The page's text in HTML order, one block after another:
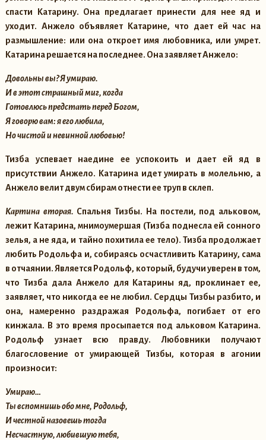
спасти Катарину. Она предлагает принести для нее яд и
уходит. Анжело объявляет Катарине, что дает ей час на
размышление: или она откроет имя любовника, или умрет.
Катарина решается на последнее. Она заявляет Анжело:
Довольны вы? Я умираю.
И в этот страшный миг, когда
Готовлюсь предстать перед Богом,
Я говорю вам: я его любила,
Но чистой и невинной любовью!
Тизба успевает наедине ее успокоить и дает ей яд в
присутствии Анжело. Катарина идет умирать в молельню, а
Анжело велит двум сбирам отнести ее труп в склеп.
Картина вторая. Спальня Тизбы. На постели, под альковом,
лежит Катарина, мнимоумершая (Тизба поднесла ей сонного
зелья, а не яда, и тайно похитила ее тело). Тизба продолжает
любить Родольфа и, собираясь осчастливить Катарину, сама
в отчаянии. Является Родольф, который, будучи уверен в том,
что Тизба дала Анжело для Катарины яд, проклинает ее,
заявляет, что никогда ее не любил. Сердцы Тизбы разбито, и
она, намеренно раздражая Родольфа, погибает от его
кинжала. В это время просыпается под альковом Катарина.
Родольф узнает всю правду. Любовники получают
благословение от умирающей Тизбы, которая в агонии
произносит:
Умираю…
Ты вспомнишь обо мне, Родольф,
И честной назовешь тогда
Несчастную, любившую тебя,